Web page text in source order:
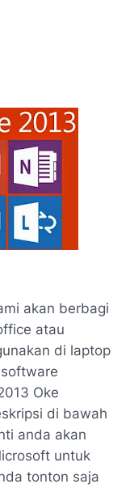
akan berbagi
atau
di laptop
Oke
di bawah
anda akan
untuk
tonton saja